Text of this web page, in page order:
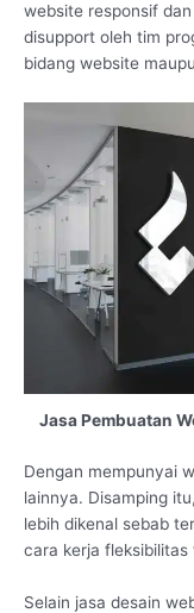
website responsif
disupport oleh tim
bidang website
Jasa Pembuatan
Dengan mempunyai
lainnya. Disamping
lebih dikenal sebab
cara kerja fleksibilitas
Selain jasa desain